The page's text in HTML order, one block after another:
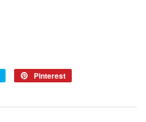
Tuitar Pinterest